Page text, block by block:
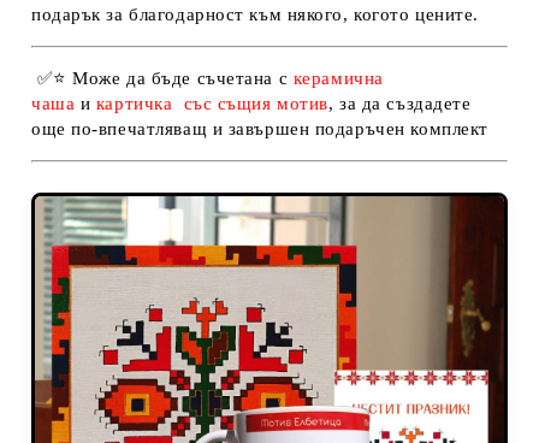
подарък за благодарност към някого, когото цените.
✅⭐Може да бъде съчетана с керамична
чаша и картичка със същия мотив, за да създадете
още по-впечатляващ и завършен подаръчен комплект